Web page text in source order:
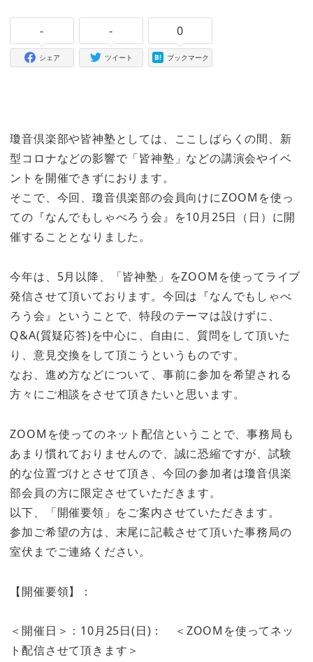
-
シェア
-
ツイート
0
ブックマーク
瓊音倶楽部や皆神塾としては、ここしばらくの間、新
型コロナなどの影響で「皆神塾」などの講演会やイベ
ントを開催できずにおります。
そこで、今回、瓊音倶楽部の会員向けにZOOMを使っ
ての『なんでもしゃべろう会』を10月25日（日）に開
催することとなりました。
今年は、5月以降、「皆神塾」をZOOMを使ってライブ
発信させて頂いております。今回は『なんでもしゃべ
ろう会』ということで、特段のテーマは設けずに、
Q&A(質疑応答)を中心に、自由に、質問をして頂いた
り、意見交換をして頂こうというものです。
なお、進め方などについて、事前に参加を希望される
方々にご相談をさせて頂きたいと思います。
ZOOMを使ってのネット配信ということで、事務局も
あまり慣れておりませんので、誠に恐縮ですが、試験
的な位置づけとさせて頂き、今回の参加者は瓊音倶楽
部会員の方に限定させていただきます。
以下、「開催要領」をご案内させていただきます。
参加ご希望の方は、末尾に記載させて頂いた事務局の
室伏までご連絡ください。
【開催要領】：
＜開催日＞：10月25日(日)： ＜ZOOMを使ってネッ
ト配信させて頂きます＞